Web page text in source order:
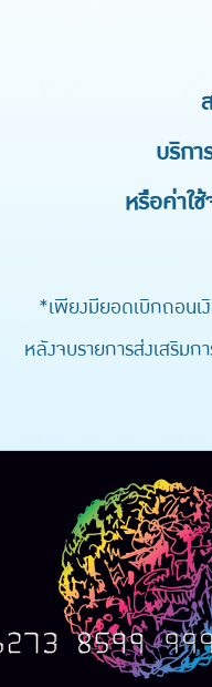
บริกา
หรือค่าใ
*เพียงมียอดเบิกถอนเ
หลังจบรายการส่งเสริม